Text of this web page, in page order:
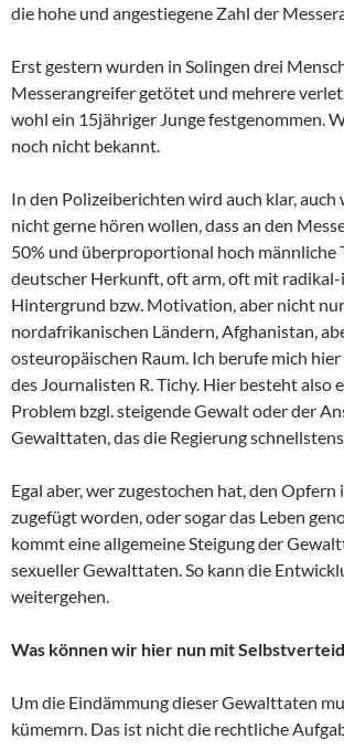
die hohe und angestiegene Zahl der
Erst gestern wurden in Solingen drei
Messerangreifer getötet und mehrere
wohl ein 15jähriger Junge festgenommen.
noch nicht bekannt.
In den Polizeiberichten wird auch klar, auch
nicht gerne hören wollen, dass an den
50% und überproportional hoch männliche
deutscher Herkunft, oft arm, oft mit radikal-
Hintergrund bzw. Motivation, aber nicht
nordafrikanischen Ländern, Afghanistan,
osteuropäischen Raum. Ich berufe mich
des Journalisten R. Tichy. Hier besteht also
Problem bzgl. steigende Gewalt oder der
Gewalttaten, das die Regierung
Egal aber, wer zugestochen hat, den Opfern
zugefügt worden, oder sogar das Leben
kommt eine allgemeine Steigung der
sexueller Gewalttaten. So kann die
weitergehen.
Was können wir hier nun mit
Um die Eindämmung dieser Gewalttaten
kümemrn. Das ist nicht die rechtliche